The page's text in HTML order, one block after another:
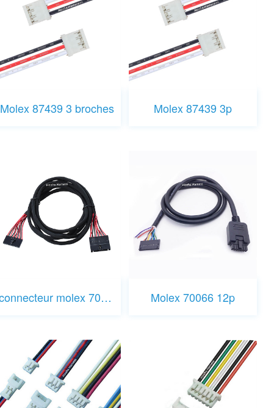
Molex 87439 3 broches Molex 87439 3p
connecteur molex 70066 11p Molex 70066 12p